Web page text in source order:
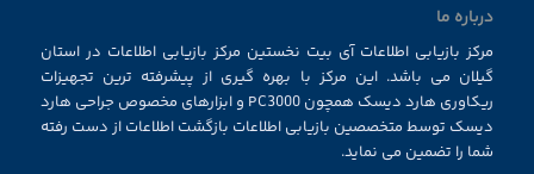
درباره ما
مرکز بازیابی اطلاعات آی بیت نخستین مرکز بازیابی اطلاعات در استان
گیلان می باشد. این مرکز با بهره گیری از پیشرفته ترین تجهیزات
ریکاوری هارد دیسک همچون PC3000 و ابزارهای مخصوص جراحی هارد
دیسک توسط متخصصین بازیابی اطلاعات بازگشت اطلاعات از دست رفته
شما را تضمین می نماید.